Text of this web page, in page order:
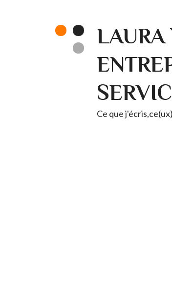
LAURA
Ce que